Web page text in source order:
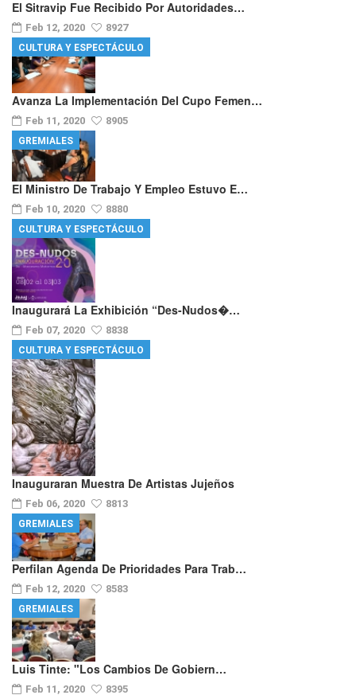
El Sitravip Fue Recibido Por Autoridades…
Feb 12, 2020 8927
Avanza La Implementación Del Cupo Femen…
Feb 11, 2020 8905
CULTURA Y ESPECTÁCULO
El Ministro De Trabajo Y Empleo Estuvo E…
Feb 10, 2020 8880
GREMIALES
Inaugurará La Exhibición “Des-Nudos�…
Feb 07, 2020 8838
CULTURA Y ESPECTÁCULO
Inauguraran Muestra De Artistas Jujeños
Feb 06, 2020 8813
CULTURA Y ESPECTÁCULO
Perfilan Agenda De Prioridades Para Trab…
Feb 12, 2020 8583
GREMIALES
Luis Tinte: "los Cambios De Gobiern…
Feb 11, 2020 8395
GREMIALES